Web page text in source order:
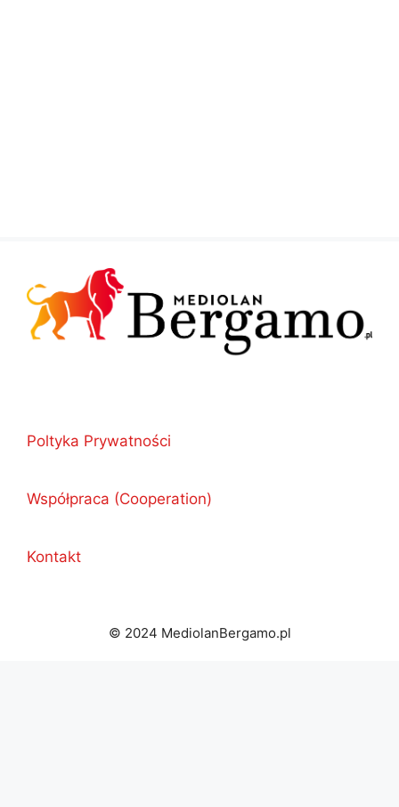
Poltyka Prywatności
Współpraca (Cooperation)
Kontakt
© 2024 MediolanBergamo.pl